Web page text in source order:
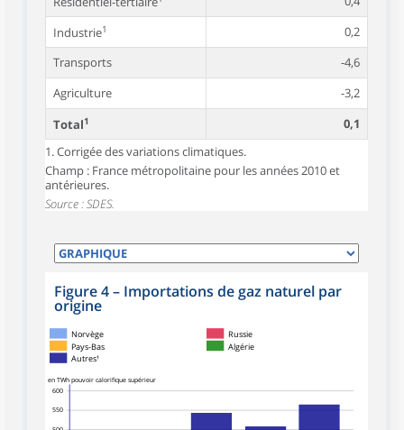
Industrie1
0,2
Transports
-4,6
Agriculture
-3,2
Total1
0,1
1. Corrigée des variations climatiques.
Champ : France métropolitaine pour les années 2010 et
antérieures.
Source : SDES.
Figure 4– Importations de gaz naturel par
origine
550
600
en TWh pouvoir calorifique supérieur
Norvège
Russie
Pays-Bas
Algérie
Autres¹